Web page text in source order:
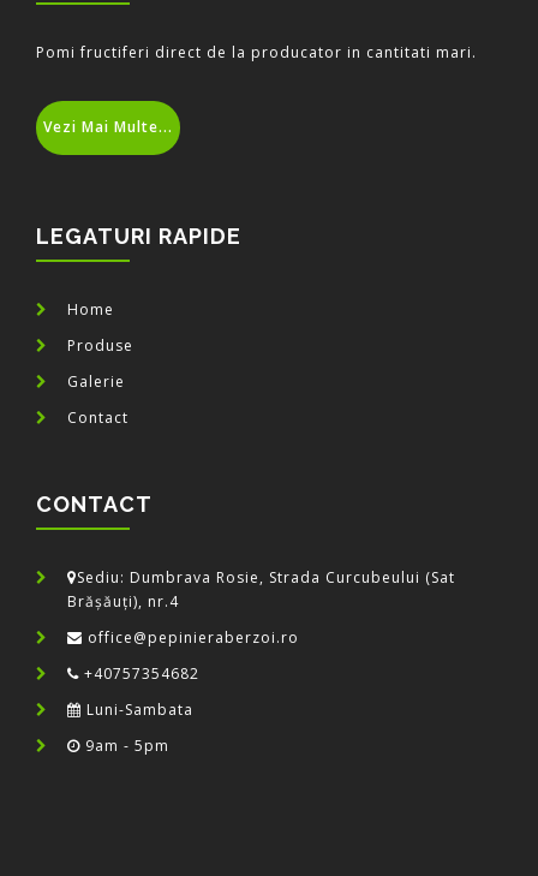
Pomi fructiferi direct de la producator in cantitati mari.
Vezi Mai Multe...
LEGATURI RAPIDE
Home
Produse
Galerie
Contact
CONTACT
Sediu: Dumbrava Rosie, Strada Curcubeului (Sat
Brășăuți), nr.4
office@pepinieraberzoi.ro
+40757354682
Luni-Sambata
9am - 5pm